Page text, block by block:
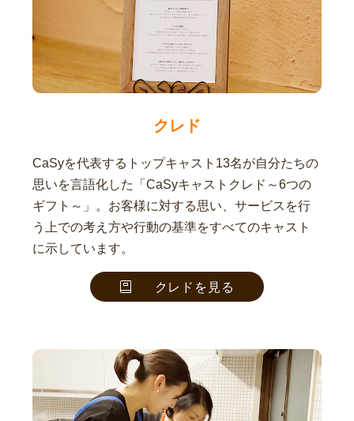
クレド
CaSyを代表するトップキャスト13名が自分たちの
思いを言語化した「CaSyキャストクレド～6つの
ギフト～」。お客様に対する思い、サービスを行
う上での考え方や行動の基準をすべてのキャスト
に示しています。
クレドを見る